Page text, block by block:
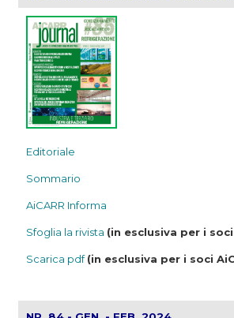
Editoriale
Sommario
AiCARR Informa
Sfoglia la rivista (in esclusiva per i soci
Scarica pdf (in esclusiva per i soci